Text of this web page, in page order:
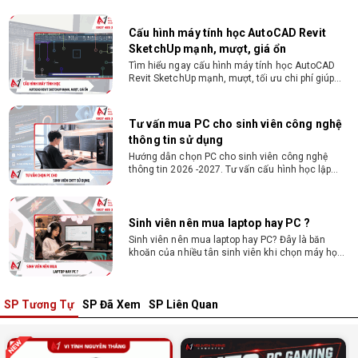
Cấu hình máy tính học AutoCAD Revit
SketchUp mạnh, mượt, giá ổn
Tìm hiểu ngay cấu hình máy tính học AutoCAD
Revit SketchUp mạnh, mượt, tối ưu chi phí giúp
Tư vấn mua PC cho sinh viên công nghệ
thông tin sử dụng
Hướng dẫn chọn PC cho sinh viên công nghệ
thông tin 2026 -2027. Tư vấn cấu hình học lập
Sinh viên nên mua laptop hay PC ?
Sinh viên nên mua laptop hay PC? Đây là băn
khoăn của nhiều tân sinh viên khi chọn máy học
Laptop Sinh Viên 15–20 Triệu 2026: Cấu
Hình Nào Đáng Tiền?
Tìm laptop sinh viên 15–20 triệu phù hợp ngành
học năm 2026? Khám phá cách chọn cấu hình,
SP Tương Tự SP Đã Xem SP Liên Quan